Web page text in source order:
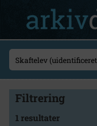
Filtrering
1 resultater